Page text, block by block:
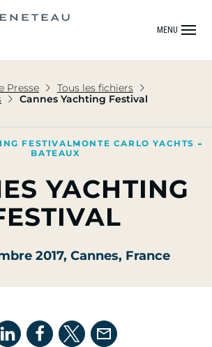
MENU
Presse
Tous les fichiers
Cannes Yachting Festival
FESTIVALMONTE CARLO YACHTS
BATEAUX
YACHTING
2017, Cannes, France